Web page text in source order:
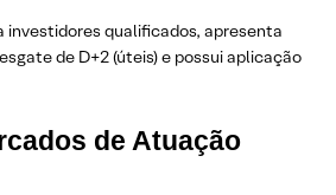
investidores qualificados, apresenta
de D+2 (úteis) e possui aplicação
de Atuação